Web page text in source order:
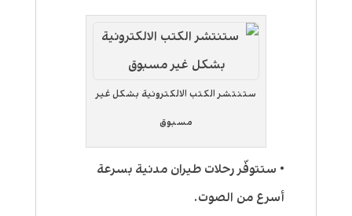
ستنتشر الكتب الالكترونية بشكل غير
مسبوق
• ستتوفّر رحلات طيران مدنية بسرعة
أسرع من الصوت.